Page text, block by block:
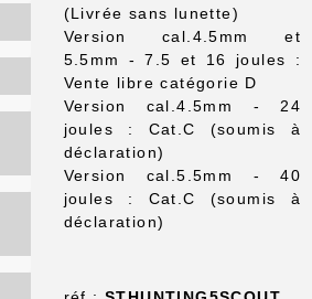
(Livrée sans lunette)
Version cal.4.5mm et
5.5mm - 7.5 et 16 joules :
Vente libre catégorie D
Version cal.4.5mm - 24
joules : Cat.C (soumis à
déclaration)
Version cal.5.5mm - 40
joules : Cat.C (soumis à
déclaration)